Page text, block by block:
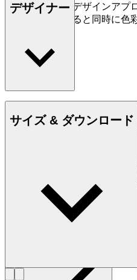
という、斬新なデザインア
の資質を追求すると同時に
もっと読む
デザイナー
デンマークの家具デザイナー
2007) は、家具づくりにおけ
ップに対する優れた洞察力
勢で知られており、史上最も
て多作なデザイナーの一人に
ー・オブ・ザ・チェア」と
は、生涯で約500点もの椅子
詳しく見る Hans J. Wegner
サイズ & ダウンロード